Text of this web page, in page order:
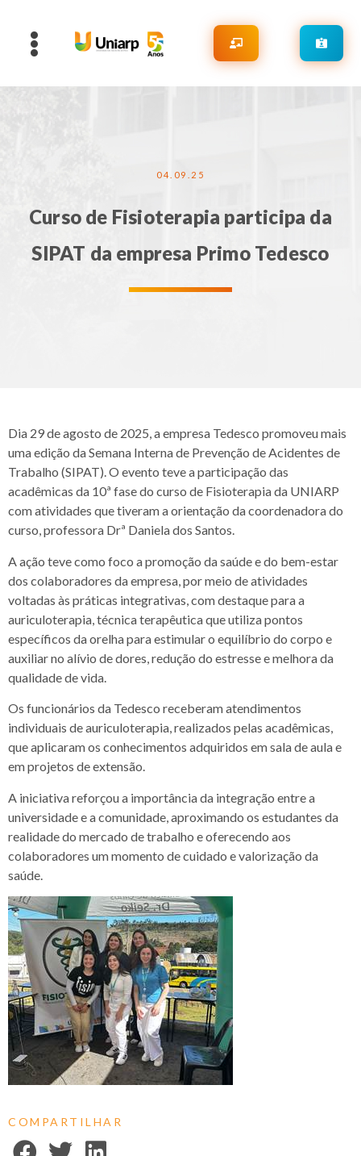
04.09.25
Curso de Fisioterapia participa da
SIPAT da empresa Primo Tedesco
Dia 29 de agosto de 2025, a empresa Tedesco promoveu mais
uma edição da Semana Interna de Prevenção de Acidentes de
Trabalho (SIPAT). O evento teve a participação das
acadêmicas da 10ª fase do curso de Fisioterapia da UNIARP
com atividades que tiveram a orientação da coordenadora do
curso, professora Drª Daniela dos Santos.
A ação teve como foco a promoção da saúde e do bem-estar
dos colaboradores da empresa, por meio de atividades
voltadas às práticas integrativas, com destaque para a
auriculoterapia, técnica terapêutica que utiliza pontos
específicos da orelha para estimular o equilíbrio do corpo e
auxiliar no alívio de dores, redução do estresse e melhora da
qualidade de vida.
Os funcionários da Tedesco receberam atendimentos
individuais de auriculoterapia, realizados pelas acadêmicas,
que aplicaram os conhecimentos adquiridos em sala de aula e
em projetos de extensão.
A iniciativa reforçou a importância da integração entre a
universidade e a comunidade, aproximando os estudantes da
realidade do mercado de trabalho e oferecendo aos
colaboradores um momento de cuidado e valorização da
saúde.
COMPARTILHAR